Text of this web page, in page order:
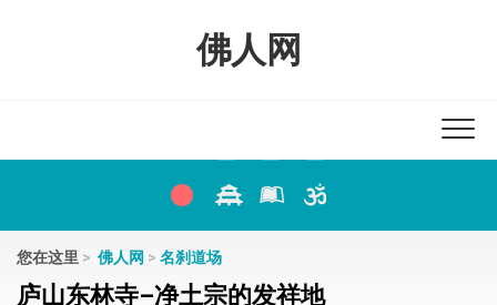
佛人网
您在这里 > 佛人网 > 名刹道场
庐山东林寺–净土宗的发祥地